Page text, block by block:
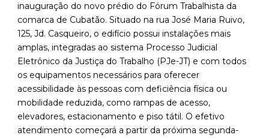
inauguração do novo prédio do Fórum Trabalhista da
comarca de Cubatão. Situado na rua José Maria Ruivo,
125, Jd. Casqueiro, o edifício possui instalações mais
amplas, integradas ao sistema Processo Judicial
Eletrônico da Justiça do Trabalho (PJe-JT) e com todos
os equipamentos necessários para oferecer
acessibilidade às pessoas com deficiência física ou
mobilidade reduzida, como rampas de acesso,
elevadores, estacionamento e piso tátil. O efetivo
atendimento começará a partir da próxima segunda-